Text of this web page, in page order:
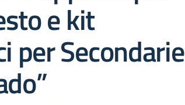
e kit
per Secondarie